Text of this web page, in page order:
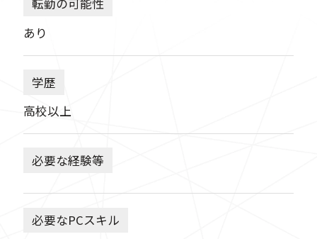
転勤の可能性
あり
学歴
高校以上
必要な経験等
必要なPCスキル